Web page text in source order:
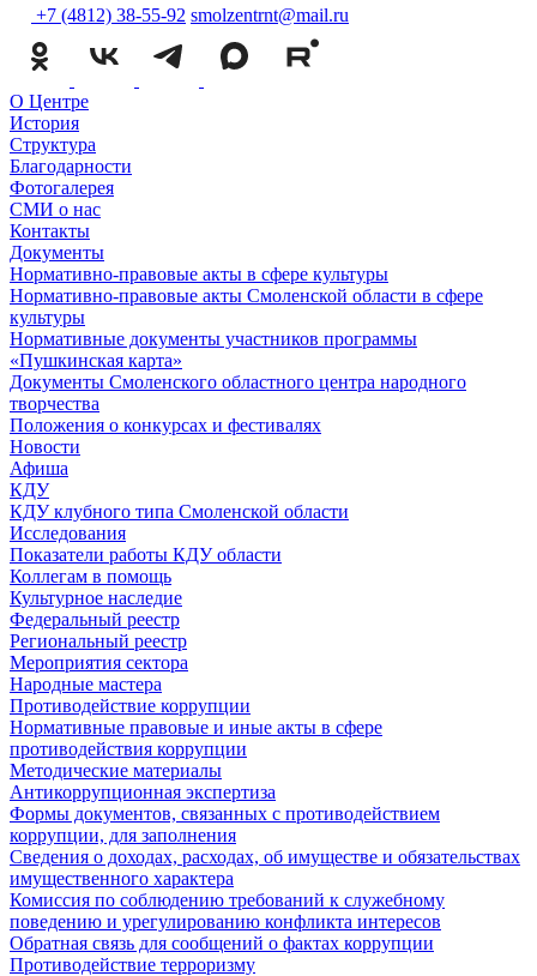
+7 (4812) 38-55-92 smolzentrnt@mail.ru
О Центре
История
Структура
Благодарности
Фотогалерея
СМИ о нас
Контакты
Документы
Нормативно-правовые акты в сфере культуры
Нормативно-правовые акты Смоленской области в сфере
культуры
Нормативные документы участников программы
«Пушкинская карта»
Документы Смоленского областного центра народного
творчества
Положения о конкурсах и фестивалях
Новости
Афиша
КДУ
КДУ клубного типа Смоленской области
Исследования
Показатели работы КДУ области
Коллегам в помощь
Культурное наследие
Федеральный реестр
Региональный реестр
Мероприятия сектора
Народные мастера
Противодействие коррупции
Нормативные правовые и иные акты в сфере
противодействия коррупции
Методические материалы
Антикоррупционная экспертиза
Формы документов, связанных с противодействием
коррупции, для заполнения
Сведения о доходах, расходах, об имуществе и обязательствах
имущественного характера
Комиссия по соблюдению требований к служебному
поведению и урегулированию конфликта интересов
Обратная связь для сообщений о фактах коррупции
Противодействие терроризму